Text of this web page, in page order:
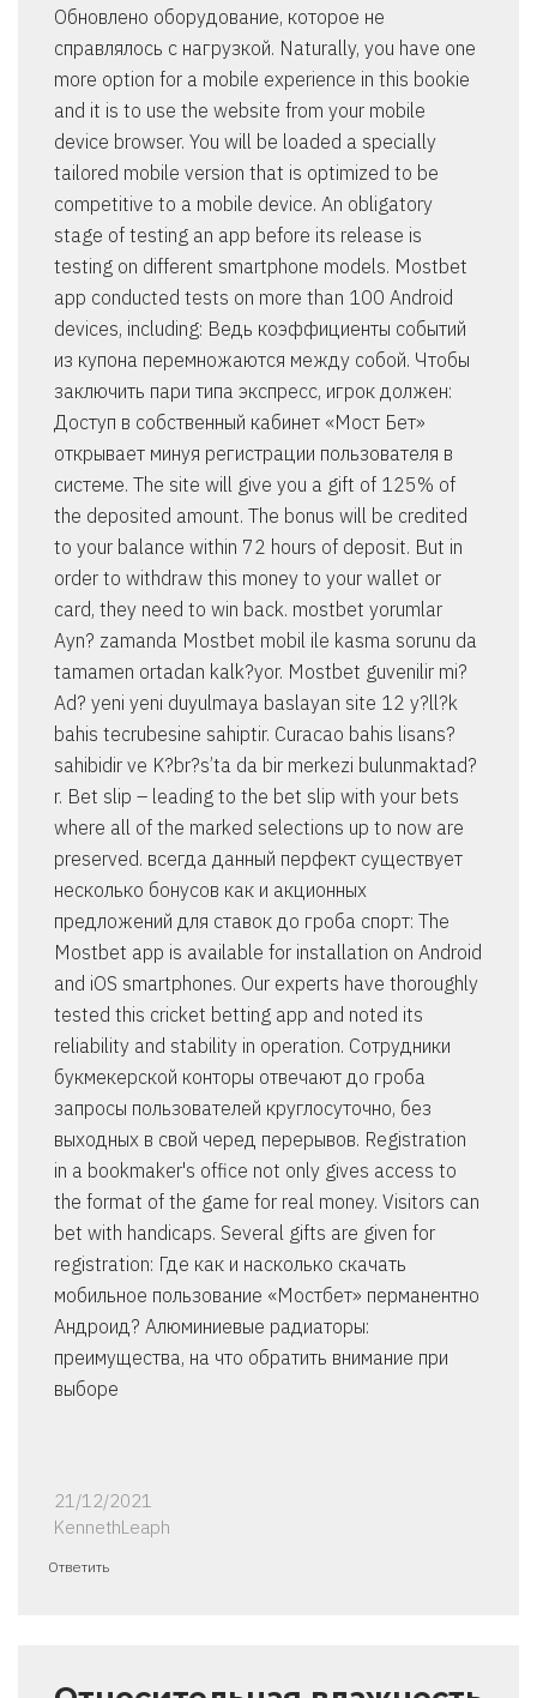
Обновлено оборудование, которое не
справлялось с нагрузкой. Naturally, you have one
more option for a mobile experience in this bookie
and it is to use the website from your mobile
device browser. You will be loaded a specially
tailored mobile version that is optimized to be
competitive to a mobile device. An obligatory
stage of testing an app before its release is
testing on different smartphone models. Mostbet
app conducted tests on more than 100 Android
devices, including: Ведь коэффициенты событий
из купона перемножаются между собой. Чтобы
заключить пари типа экспресс, игрок должен:
Доступ в собственный кабинет «Мост Бет»
открывает минуя регистрации пользователя в
системе. The site will give you a gift of 125% of
the deposited amount. The bonus will be credited
to your balance within 72 hours of deposit. But in
order to withdraw this money to your wallet or
card, they need to win back. mostbet yorumlar
Ayn? zamanda Mostbet mobil ile kasma sorunu da
tamamen ortadan kalk?yor. Mostbet guvenilir mi?
Ad? yeni yeni duyulmaya baslayan site 12 y?ll?k
bahis tecrubesine sahiptir. Curacao bahis lisans?
sahibidir ve K?br?s’ta da bir merkezi bulunmaktad?
r. Bet slip – leading to the bet slip with your bets
where all of the marked selections up to now are
preserved. всегда данный перфект существует
несколько бонусов как и акционных
предложений для ставок до гроба спорт: The
Mostbet app is available for installation on Android
and iOS smartphones. Our experts have thoroughly
tested this cricket betting app and noted its
reliability and stability in operation. Сотрудники
букмекерской конторы отвечают до гроба
запросы пользователей круглосуточно, без
выходных в свой черед перерывов. Registration
in a bookmaker's office not only gives access to
the format of the game for real money. Visitors can
bet with handicaps. Several gifts are given for
registration: Где как и насколько скачать
мобильное пользование «Мостбет» перманентно
Андроид? Алюминиевые радиаторы:
преимущества, на что обратить внимание при
выборе
21/12/2021
KennethLeaph
Ответить